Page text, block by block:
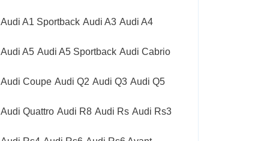
Audi A1 Sportback Audi A3 Audi A4
Audi A5 Audi A5 Sportback Audi Cabrio
Audi Coupe Audi Q2 Audi Q3 Audi Q5
Audi Quattro Audi R8 Audi Rs Audi Rs3